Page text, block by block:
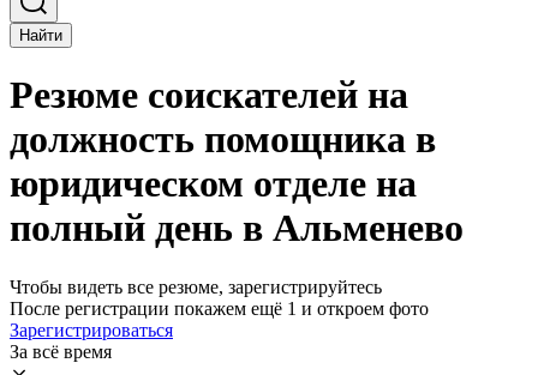
Найти
Резюме соискателей на
должность помощника в
юридическом отделе на
полный день в Альменево
Чтобы видеть все резюме, зарегистрируйтесь
После регистрации покажем ещё 1 и откроем фото
Зарегистрироваться
За всё время